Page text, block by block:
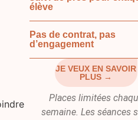
élève
Pas de contrat, pas
d’engagement
JE VEUX EN SAVOIR
PLUS →
Places limitées
semaine. Les séances